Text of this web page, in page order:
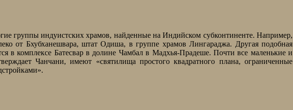
группы индуистских храмов, найденные на Индийском субконтиненте. Например,
от Бхубханешвара, штат Одиша, в группе храмов Лингараджа. Другая подобная
в комплексе Батесвар в долине Чамбал в Мадхья-Прадеше. Почти все маленькие и
Чанчани, имеют «святилища простого квадратного плана, ограниченные